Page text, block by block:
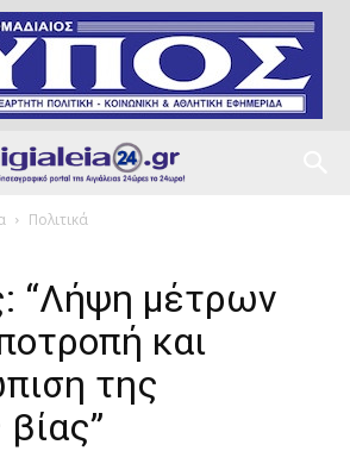
Πολιτικά
“Λήψη μέτρων
και
της